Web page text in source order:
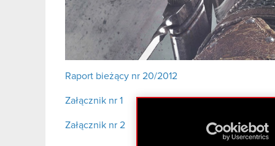
Raport bieżący nr 20/2012
Załącznik nr 1
Załącznik nr 2